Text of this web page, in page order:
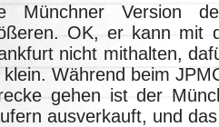
Münchner Version
OK, er kann mit
nicht mithalten,
klein. Während beim
gehen ist der
ausverkauft, und